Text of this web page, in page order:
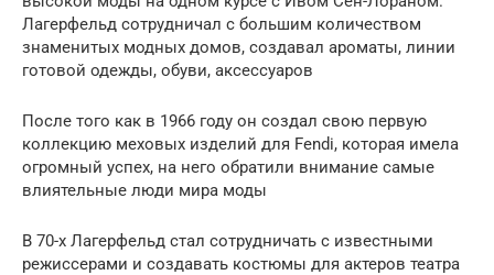
Лагерфельд сотрудничал с большим количеством
знаменитых модных домов, создавал ароматы, линии
готовой одежды, обуви, аксессуаров
После того как в 1966 году он создал свою первую
коллекцию меховых изделий для Fendi, которая имела
огромный успех, на него обратили внимание самые
влиятельные люди мира моды
В 70-х Лагерфельд стал сотрудничать с известными
режиссерами и создавать костюмы для актеров театра